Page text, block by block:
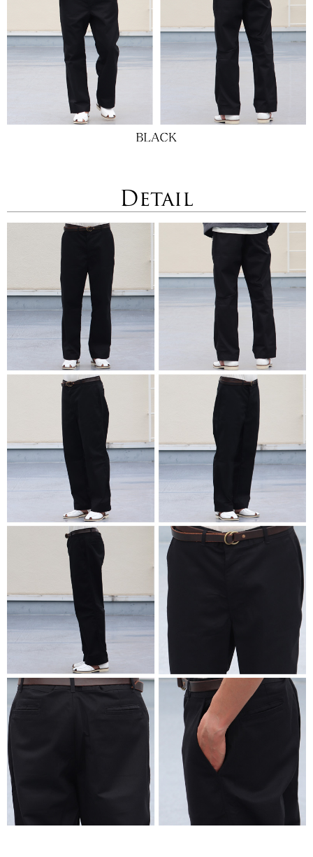
Detail